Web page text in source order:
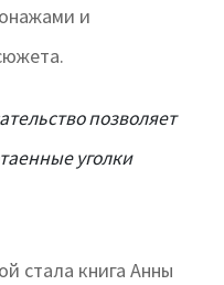
и
позволяет
уголки
стала книга Анны